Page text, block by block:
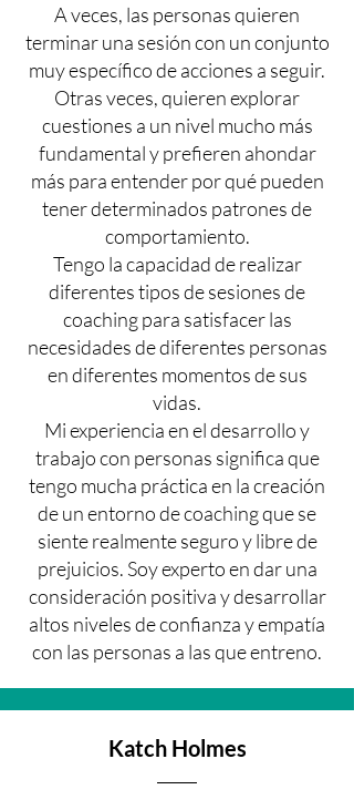
A veces, las personas quieren
terminar una sesión con un conjunto
muy específico de acciones a seguir.
Otras veces, quieren explorar
cuestiones a un nivel mucho más
fundamental y prefieren ahondar
más para entender por qué pueden
tener determinados patrones de
comportamiento.
Tengo la capacidad de realizar
diferentes tipos de sesiones de
coaching para satisfacer las
necesidades de diferentes personas
en diferentes momentos de sus
vidas.
Mi experiencia en el desarrollo y
trabajo con personas significa que
tengo mucha práctica en la creación
de un entorno de coaching que se
siente realmente seguro y libre de
prejuicios. Soy experto en dar una
consideración positiva y desarrollar
altos niveles de confianza y empatía
con las personas a las que entreno.
Katch Holmes